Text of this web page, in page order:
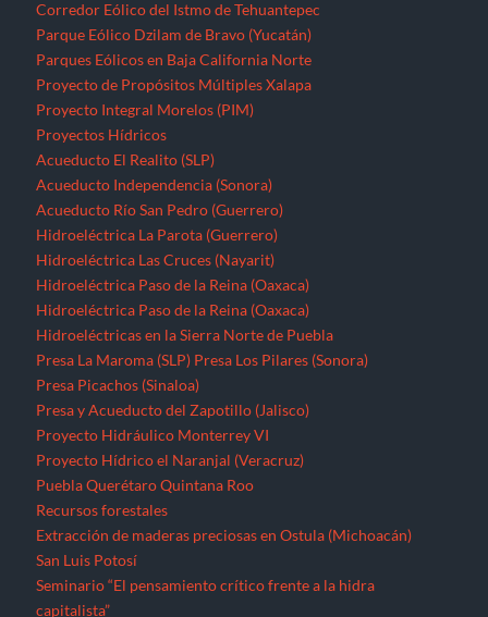
Corredor Eólico del Istmo de Tehuantepec
Parque Eólico Dzilam de Bravo (Yucatán)
Parques Eólicos en Baja California Norte
Proyecto de Propósitos Múltiples Xalapa
Proyecto Integral Morelos (PIM)
Proyectos Hídricos
Acueducto El Realito (SLP)
Acueducto Independencia (Sonora)
Acueducto Río San Pedro (Guerrero)
Hidroeléctrica La Parota (Guerrero)
Hidroeléctrica Las Cruces (Nayarit)
Hidroeléctrica Paso de la Reina (Oaxaca)
Hidroeléctrica Paso de la Reina (Oaxaca)
Hidroeléctricas en la Sierra Norte de Puebla
Presa La Maroma (SLP) Presa Los Pilares (Sonora)
Presa Picachos (Sinaloa)
Presa y Acueducto del Zapotillo (Jalisco)
Proyecto Hidráulico Monterrey VI
Proyecto Hídrico el Naranjal (Veracruz)
Puebla Querétaro Quintana Roo
Recursos forestales
Extracción de maderas preciosas en Ostula (Michoacán)
San Luis Potosí
Seminario “El pensamiento crítico frente a la hidra
capitalista”